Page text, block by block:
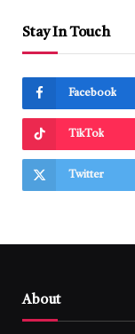
Stay In Touch
Facebook
TikTok
Twitter
About